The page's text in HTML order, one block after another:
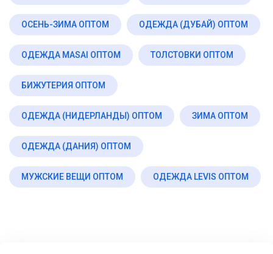
ОСЕНЬ-ЗИМА ОПТОМ ОДЕЖДА (ДУБАЙ) ОПТОМ
ОДЕЖДА MASAI ОПТОМ ТОЛСТОВКИ ОПТОМ
БИЖУТЕРИЯ ОПТОМ
ОДЕЖДА (НИДЕРЛАНДЫ) ОПТОМ ЗИМА ОПТОМ
ОДЕЖДА (ДАНИЯ) ОПТОМ
МУЖСКИЕ ВЕЩИ ОПТОМ ОДЕЖДА LEVIS ОПТОМ